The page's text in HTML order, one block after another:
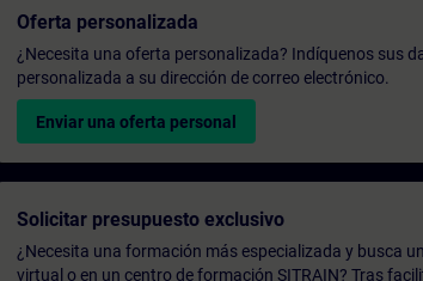
Oferta personalizada
¿Necesita una oferta personalizada? Indíquenos sus
personalizada a su dirección de correo electrónico.
Enviar una oferta personal
Solicitar presupuesto exclusivo
¿Necesita una formación más especializada y busca
virtual o en un centro de formación SITRAIN? Tras